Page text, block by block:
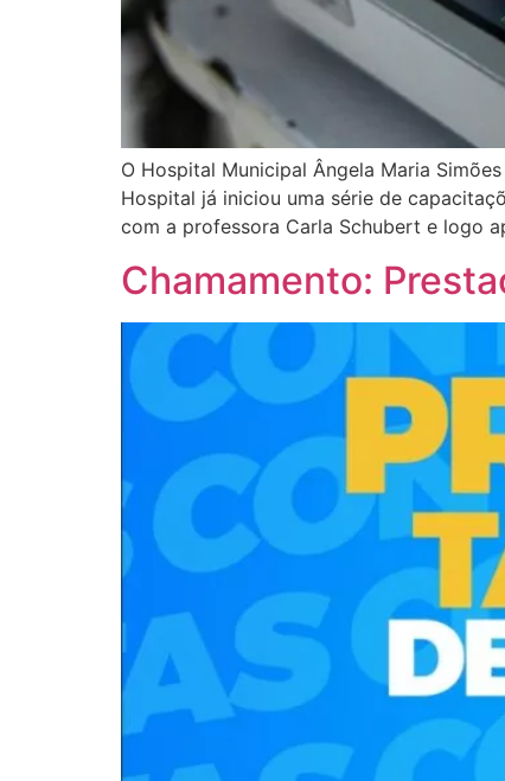
O Hospital Municipal Ângela Maria
Hospital já iniciou uma série de
com a professora Carla Schubert e logo
Chamamento: